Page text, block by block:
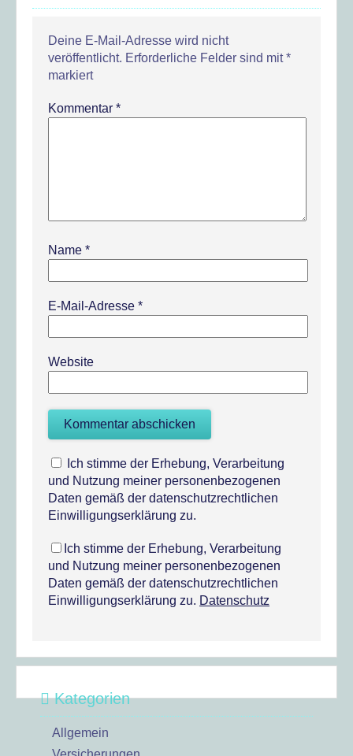
Deine E-Mail-Adresse wird nicht
veröffentlicht. Erforderliche Felder sind mit*
markiert
Kommentar *
Name *
E-Mail-Adresse *
Website
Ich stimme der Erhebung, Verarbeitung
und Nutzung meiner personenbezogenen
Daten gemäß der datenschutzrechtlichen
Einwilligungserklärung zu.
Ich stimme der Erhebung, Verarbeitung
und Nutzung meiner personenbezogenen
Daten gemäß der datenschutzrechtlichen
Einwilligungserklärung zu. Datenschutz
Kategorien
Allgemein